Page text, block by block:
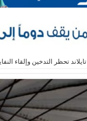
تايلاند تحظر التدخين وإلقاء